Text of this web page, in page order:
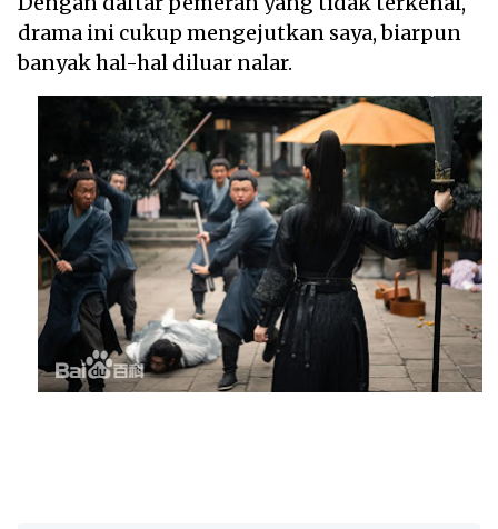
drama ini cukup mengejutkan saya, biarpun
banyak hal-hal diluar nalar.